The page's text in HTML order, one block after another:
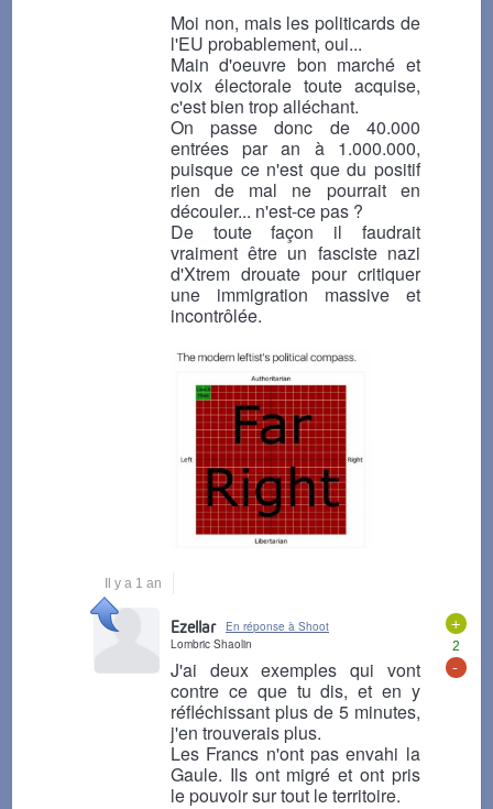
Moi non, mais les politicards de
l'EU probablement, oui...
Main d'oeuvre bon marché et
voix électorale toute acquise,
c'est bien trop alléchant.
On passe donc de 40.000
entrées par an à 1.000.000,
puisque ce n'est que du positif
rien de mal ne pourrait en
découler... n'est-ce pas ?
De toute façon il faudrait
vraiment être un fasciste nazi
d'Xtrem drouate pour critiquer
une immigration massive et
incontrôlée.
Il y a 1 an
+
2
-
Ezellar
En réponse à Shoot
Lombric Shaolin
J'ai deux exemples qui vont
contre ce que tu dis, et en y
réfléchissant plus de 5 minutes,
j'en trouverais plus.
Les Francs n'ont pas envahi la
Gaule. Ils ont migré et ont pris
le pouvoir sur tout le territoire.